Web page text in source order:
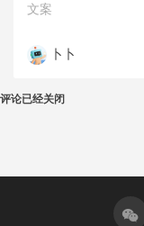
文案
卜卜
评论已经关闭